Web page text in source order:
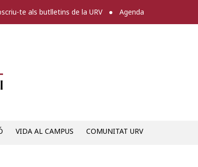
te als butlletins de la URV Agenda
VIDA AL CAMPUS COMUNITAT URV